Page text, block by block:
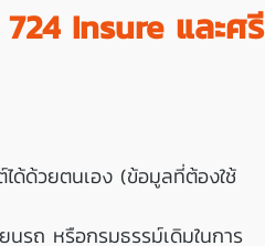
Insure และศรี
ได้ด้วยตนเอง (ข้อมูลที่ต้องใช้
นรถ หรือกรมธรรม์เดิมในการ